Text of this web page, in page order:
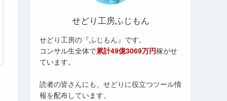
せどり工房ふじもん
せどり工房の『ふじもん』です。
コンサル生全体で累計49億3069万円稼がせ
ています。
読者の皆さんにも、せどりに役立つツール情
報を配布しています。